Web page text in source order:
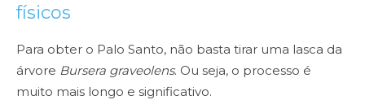
físicos
Para obter o Palo Santo, não basta tirar uma lasca da
árvore Bursera graveolens. Ou seja, o processo é
muito mais longo e significativo.